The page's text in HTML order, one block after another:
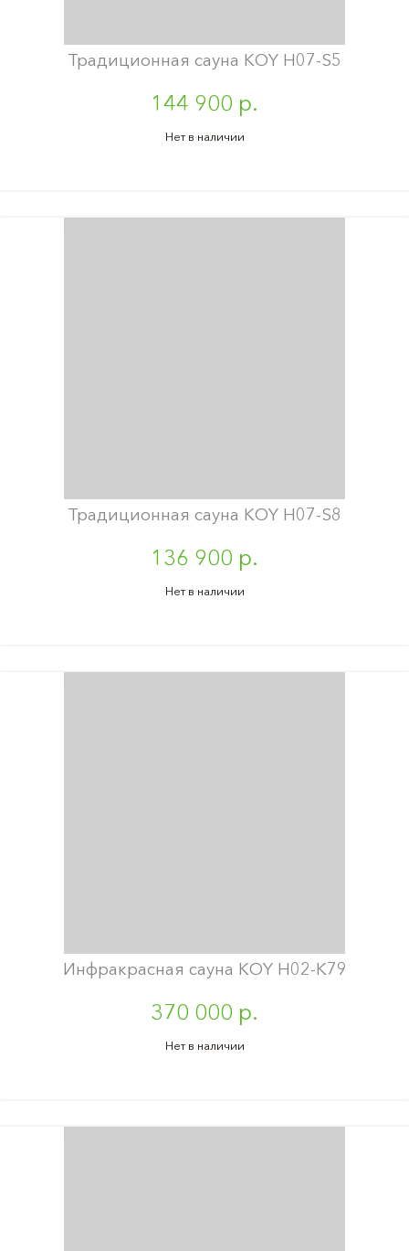
Традиционная сауна KOY H07-S5
144 900 р.
Нет в наличии
Традиционная сауна KOY H07-S8
136 900 р.
Нет в наличии
Инфракрасная сауна KOY H02-K79
370 000 р.
Нет в наличии